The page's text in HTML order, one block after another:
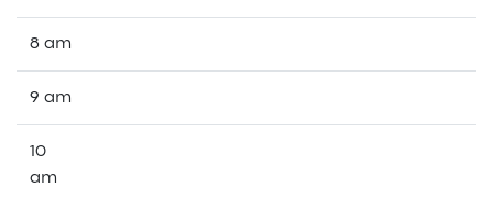
8 am
9 am
10
am